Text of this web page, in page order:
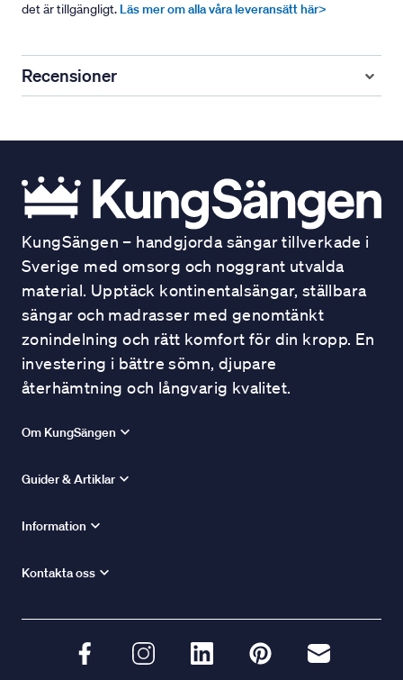
det är tillgängligt. Läs mer om alla våra leveransätt här>
Recensioner
KungSängen – handgjorda sängar tillverkade i
Sverige med omsorg och noggrant utvalda
material. Upptäck kontinentalsängar, ställbara
sängar och madrasser med genomtänkt
zonindelning och rätt komfort för din kropp. En
investering i bättre sömn, djupare
återhämtning och långvarig kvalitet.
Om KungSängen
Guider & Artiklar
Information
Kontakta oss